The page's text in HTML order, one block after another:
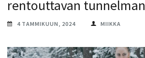
rentouttavan tunnelman
4 TAMMIKUUN, 2024 MIIKKA